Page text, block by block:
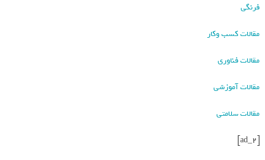
فرنگی
مقالات کسب وکار
مقالات فناوری
مقالات آموزشی
مقالات سلامتی